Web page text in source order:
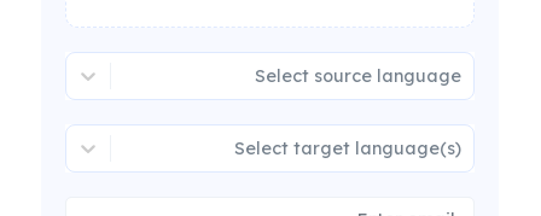
Select source language
Select target language(s)